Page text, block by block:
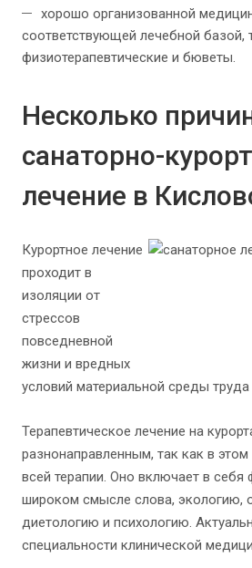
хорошо организованной
соответствующей лечебной базой,
физиотерапевтические и бюветы.
Несколько
санаторно-
лечение в
Курортное лечение
проходит в
изоляции от
стрессов
повседневной
жизни и вредных
условий материальной среды труда
Терапевтическое лечение на
разнонаправленным, так как в
всей терапии. Оно включает в себя
широком смысле слова, экологию,
диетологию и психологию.
специальности клинической